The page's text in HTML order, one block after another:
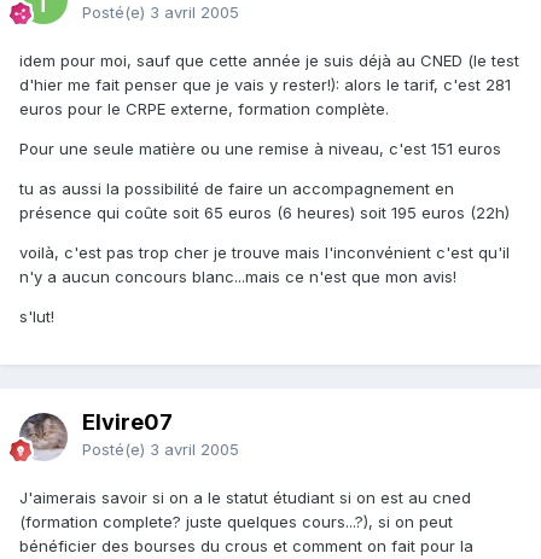
Posté(e) 3 avril 2005
idem pour moi, sauf que cette année je suis déjà au CNED (le test
d'hier me fait penser que je vais y rester!): alors le tarif, c'est 281
euros pour le CRPE externe, formation complète.
Pour une seule matière ou une remise à niveau, c'est 151 euros
tu as aussi la possibilité de faire un accompagnement en
présence qui coûte soit 65 euros (6 heures) soit 195 euros (22h)
voilà, c'est pas trop cher je trouve mais l'inconvénient c'est qu'il
n'y a aucun concours blanc...mais ce n'est que mon avis!
s'lut!
Elvire07
Posté(e) 3 avril 2005
J'aimerais savoir si on a le statut étudiant si on est au cned
(formation complete? juste quelques cours...?), si on peut
bénéficier des bourses du crous et comment on fait pour la